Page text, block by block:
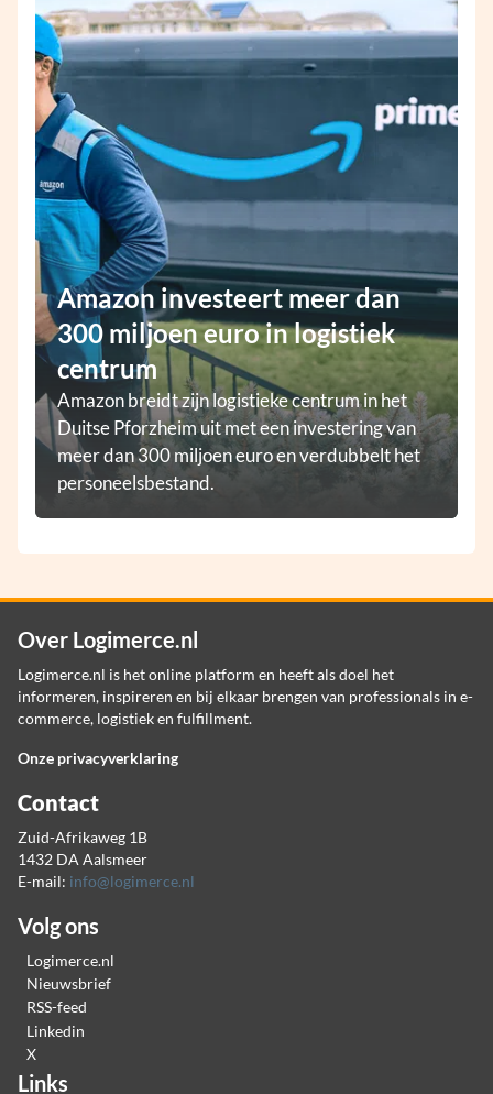
Amazon investeert meer dan
300 miljoen euro in logistiek
centrum
Amazon breidt zijn logistieke centrum in het
Duitse Pforzheim uit met een investering van
meer dan 300 miljoen euro en verdubbelt het
personeelsbestand.
Over Logimerce.nl
Logimerce.nl is het online platform en heeft als doel het
informeren, inspireren en bij elkaar brengen van professionals in e-
commerce, logistiek en fulfillment.
Onze privacyverklaring
Contact
Zuid-Afrikaweg 1B
1432 DA Aalsmeer
E-mail: info@logimerce.nl
Volg ons
Logimerce.nl
Nieuwsbrief
RSS-feed
Linkedin
X
Links